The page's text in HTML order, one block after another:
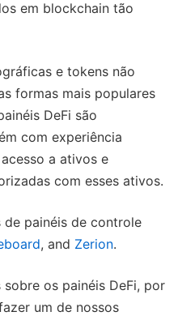
em blockchain tão
e tokens não
formas mais populares
DeFi são
com experiência
a ativos e
com esses ativos.
de painéis de controle
, and Zerion.
os painéis DeFi, por
um de nossos